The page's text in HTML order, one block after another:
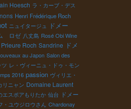
Hoesch ラ・カーブ・デス
Henri Frédérique Roch
ニュイタージュ ドメー
ロゼ 八丈島 Rosé Obi Wine
Prieure Roch Sandrine ドメ
au Japon Salon des
レ・ヴィーニュ・ドゥ・モン
2016 passion ヴィリエ・
リニャン Domaine Laurent
エスポアもりたか 仙台 ドメー
・ユウジロウさん Chardonay